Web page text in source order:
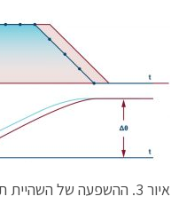
איור 3. ההשפעה של השהיית תזמון בדיוק המיקום.